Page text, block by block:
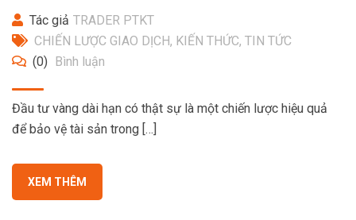
Tác giả TRADER PTKT
CHIẾN LƯỢC GIAO DỊCH, KIẾN THỨC, TIN TỨC
(0) Bình luận
Đầu tư vàng dài hạn có thật sự là một chiến lược hiệu quả
để bảo vệ tài sản trong […]
XEM THÊM